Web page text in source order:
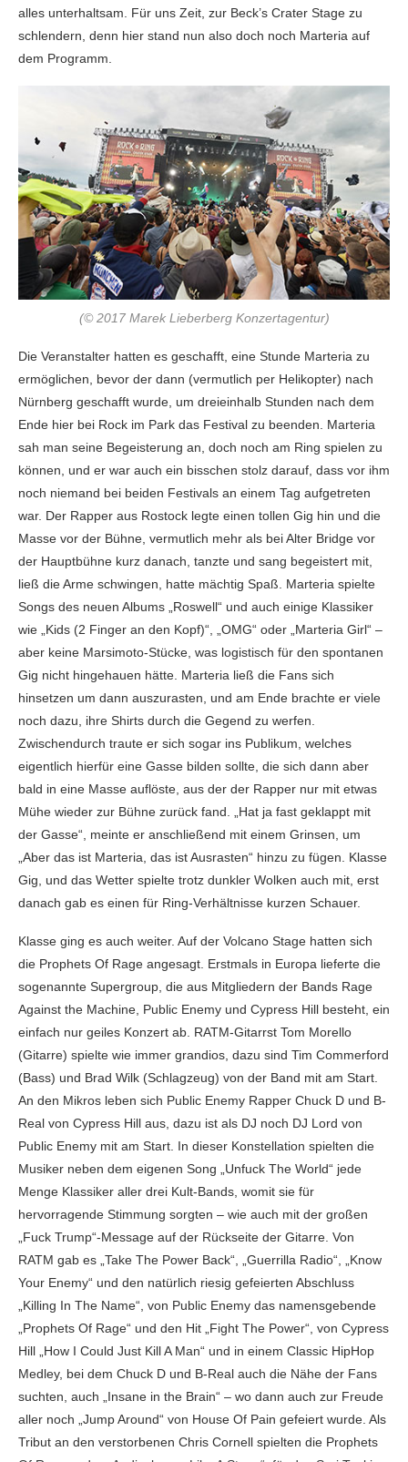
alles unterhaltsam. Für uns Zeit, zur Beck’s Crater Stage zu
schlendern, denn hier stand nun also doch noch Marteria auf
dem Programm.
(© 2017 Marek Lieberberg Konzertagentur)
Die Veranstalter hatten es geschafft, eine Stunde Marteria zu
ermöglichen, bevor der dann (vermutlich per Helikopter) nach
Nürnberg geschafft wurde, um dreieinhalb Stunden nach dem
Ende hier bei Rock im Park das Festival zu beenden. Marteria
sah man seine Begeisterung an, doch noch am Ring spielen zu
können, und er war auch ein bisschen stolz darauf, dass vor ihm
noch niemand bei beiden Festivals an einem Tag aufgetreten
war. Der Rapper aus Rostock legte einen tollen Gig hin und die
Masse vor der Bühne, vermutlich mehr als bei Alter Bridge vor
der Hauptbühne kurz danach, tanzte und sang begeistert mit,
ließ die Arme schwingen, hatte mächtig Spaß. Marteria spielte
Songs des neuen Albums „Roswell“ und auch einige Klassiker
wie „Kids (2 Finger an den Kopf)“, „OMG“ oder „Marteria Girl“ –
aber keine Marsimoto-Stücke, was logistisch für den spontanen
Gig nicht hingehauen hätte. Marteria ließ die Fans sich
hinsetzen um dann auszurasten, und am Ende brachte er viele
noch dazu, ihre Shirts durch die Gegend zu werfen.
Zwischendurch traute er sich sogar ins Publikum, welches
eigentlich hierfür eine Gasse bilden sollte, die sich dann aber
bald in eine Masse auflöste, aus der der Rapper nur mit etwas
Mühe wieder zur Bühne zurück fand. „Hat ja fast geklappt mit
der Gasse“, meinte er anschließend mit einem Grinsen, um
„Aber das ist Marteria, das ist Ausrasten“ hinzu zu fügen. Klasse
Gig, und das Wetter spielte trotz dunkler Wolken auch mit, erst
danach gab es einen für Ring-Verhältnisse kurzen Schauer.
Klasse ging es auch weiter. Auf der Volcano Stage hatten sich
die Prophets Of Rage angesagt. Erstmals in Europa lieferte die
sogenannte Supergroup, die aus Mitgliedern der Bands Rage
Against the Machine, Public Enemy und Cypress Hill besteht, ein
einfach nur geiles Konzert ab. RATM-Gitarrst Tom Morello
(Gitarre) spielte wie immer grandios, dazu sind Tim Commerford
(Bass) und Brad Wilk (Schlagzeug) von der Band mit am Start.
An den Mikros leben sich Public Enemy Rapper Chuck D und B-
Real von Cypress Hill aus, dazu ist als DJ noch DJ Lord von
Public Enemy mit am Start. In dieser Konstellation spielten die
Musiker neben dem eigenen Song „Unfuck The World“ jede
Menge Klassiker aller drei Kult-Bands, womit sie für
hervorragende Stimmung sorgten – wie auch mit der großen
„Fuck Trump“-Message auf der Rückseite der Gitarre. Von
RATM gab es „Take The Power Back“, „Guerrilla Radio“, „Know
Your Enemy“ und den natürlich riesig gefeierten Abschluss
„Killing In The Name“, von Public Enemy das namensgebende
„Prophets Of Rage“ und den Hit „Fight The Power“, von Cypress
Hill „How I Could Just Kill A Man“ und in einem Classic HipHop
Medley, bei dem Chuck D und B-Real auch die Nähe der Fans
suchten, auch „Insane in the Brain“ – wo dann auch zur Freude
aller noch „Jump Around“ von House Of Pain gefeiert wurde. Als
Tribut an den verstorbenen Chris Cornell spielten die Prophets